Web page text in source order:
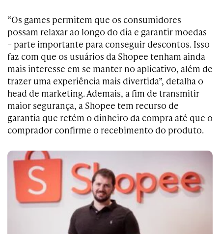
“Os games permitem que os consumidores
possam relaxar ao longo do dia e garantir moedas
– parte importante para conseguir descontos. Isso
faz com que os usuários da Shopee tenham ainda
mais interesse em se manter no aplicativo, além de
trazer uma experiência mais divertida”, detalha o
head de marketing. Ademais, a fim de transmitir
maior segurança, a Shopee tem recurso de
garantia que retém o dinheiro da compra até que o
comprador confirme o recebimento do produto.